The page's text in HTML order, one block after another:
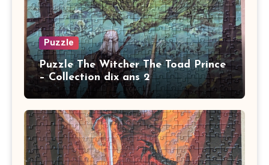
Puzzle
Puzzle The Witcher The Toad Prince
– Collection dix ans 2